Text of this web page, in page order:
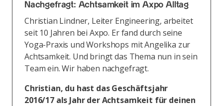
Nachgefragt: Achtsamkeit im Axpo Alltag
Christian Lindner, Leiter Engineering, arbeitet
seit 10 Jahren bei Axpo. Er fand durch seine
Yoga-Praxis und Workshops mit Angelika zur
Achtsamkeit. Und bringt das Thema nun in sein
Team ein. Wir haben nachgefragt.
Christian, du hast das Geschäftsjahr
2016/17 als Jahr der Achtsamkeit für deinen